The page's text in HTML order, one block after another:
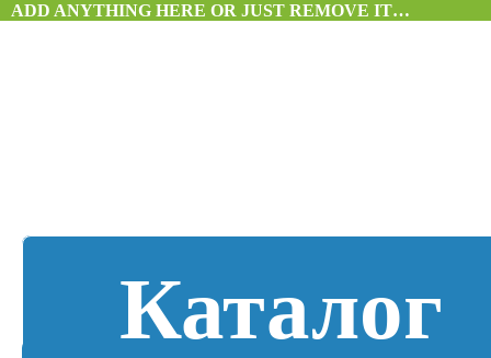
ADD ANYTHING HERE OR JUST REMOVE IT…
Каталог